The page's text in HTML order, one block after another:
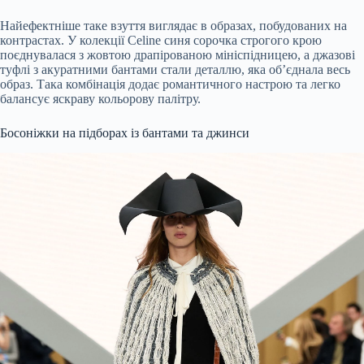
Найефектніше таке взуття виглядає в образах, побудованих на
контрастах. У колекції Celine синя сорочка строгого крою
поєднувалася з жовтою драпірованою мініспідницею, а джазові
туфлі з акуратними бантами стали деталлю, яка об’єднала весь
образ. Така комбінація додає романтичного настрою та легко
балансує яскраву кольорову палітру.
Босоніжки на підборах із бантами та джинси